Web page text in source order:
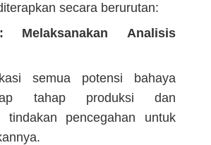
secara berurutan:
Melaksanakan Analisis
semua potensi bahaya
tahap produksi dan
tindakan pencegahan untuk